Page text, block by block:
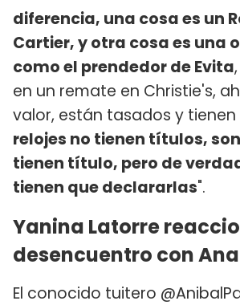
diferencia, una cosa es un
Cartier, y otra cosa es una
como el prendedor de Evita
en un remate en Christie's,
valor, están tasados y
relojes no tienen títulos,
tienen título, pero de
tienen que declararlas".
Yanina Latorre
desencuentro con
El conocido tuitero